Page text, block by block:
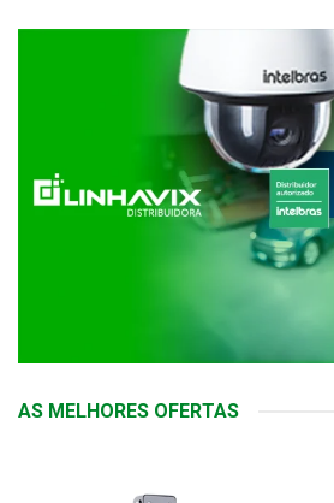
AS MELHORES OFERTAS